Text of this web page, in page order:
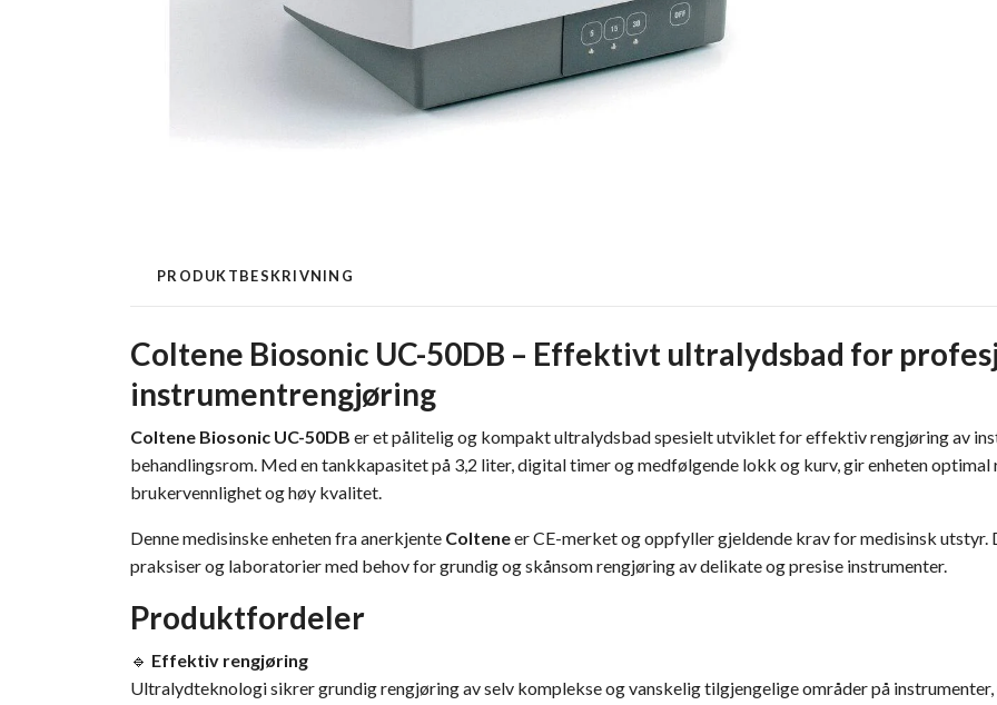
PRODUKTBESKRIVNING
Coltene Biosonic UC-50DB – Effektivt ultralydsbad for
instrumentrengjøring
Coltene Biosonic UC-50DB er et pålitelig og kompakt ultralydsbad spesielt utviklet for effektiv rengjøring av
behandlingsrom. Med en tankkapasitet på 3,2 liter, digital timer og medfølgende lokk og kurv, gir enheten
brukervennlighet og høy kvalitet.
Denne medisinske enheten fra anerkjente Colteneer CE-merket og oppfyller gjeldende krav for medisinsk
praksiser og laboratorier med behov for grundig og skånsom rengjøring av delikate og presise instrumenter.
Produktfordeler
🔹 Effektiv rengjøring
Ultralydteknologi sikrer grundig rengjøring av selv komplekse og vanskelig tilgjengelige områder på instrumenter,